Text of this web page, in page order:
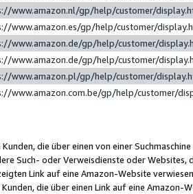
www.amazon.nl/gp/help/customer/
www.amazon.es/gp/help/customer/
www.amazon.de/gp/help/customer/
www.amazon.de/gp/help/customer/
www.amazon.pl/gp/help/customer/
www.amazon.com.be/gp/help/customer/
die über einen von einer
Such- oder Verweisdienste oder Websites,
Link auf eine Amazon-Website
die über einen Link auf eine